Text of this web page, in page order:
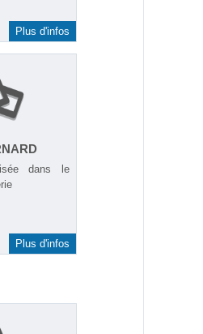
Plus d'infos
dans le
Plus d'infos